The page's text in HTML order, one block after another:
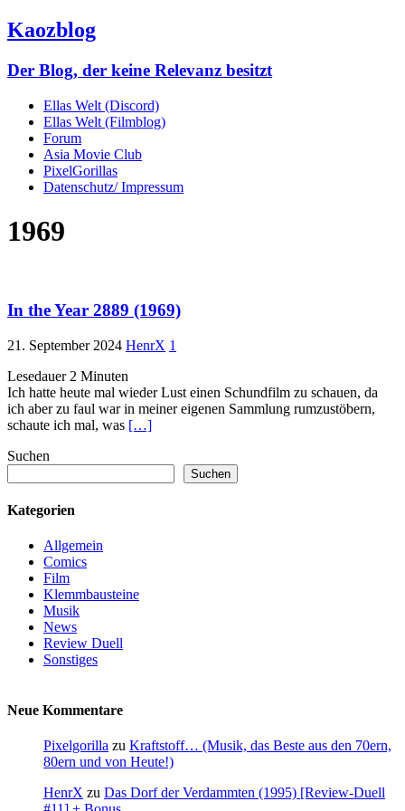
Kaozblog
Der Blog, der keine Relevanz besitzt
Ellas Welt (Discord)
Ellas Welt (Filmblog)
Forum
Asia Movie Club
PixelGorillas
Datenschutz/ Impressum
1969
In the Year 2889 (1969)
21. September 2024 HenrX 1
Lesedauer 2 Minuten
Ich hatte heute mal wieder Lust einen Schundfilm zu schauen, da
ich aber zu faul war in meiner eigenen Sammlung rumzustöbern,
schaute ich mal, was […]
Suchen
Suchen
Kategorien
Allgemein
Comics
Film
Klemmbausteine
Musik
News
Review Duell
Sonstiges
Neue Kommentare
Pixelgorilla zu Kraftstoff… (Musik, das Beste aus den 70ern,
80ern und von Heute!)
HenrX zu Das Dorf der Verdammten (1995) [Review-Duell